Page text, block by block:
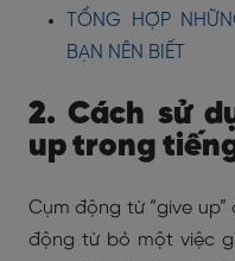
TỔNG HỢP
BẠN NÊN BIẾT
2. Cách sử
up trong
Cụm động từ “give
động từ bỏ một việc